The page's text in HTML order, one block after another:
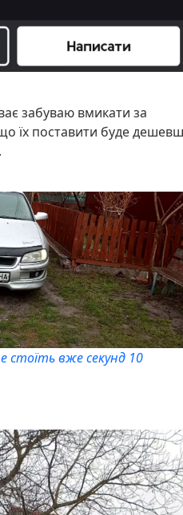
забуваю вмикати за
їх поставити буде
стоїть вже секунд 10